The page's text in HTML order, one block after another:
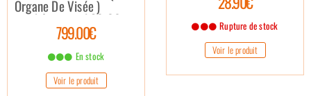
Organe De Visée )
synthétique cal 30.06
799.00€
En stock
Voir le produit
Rupture de stock
Voir le produit